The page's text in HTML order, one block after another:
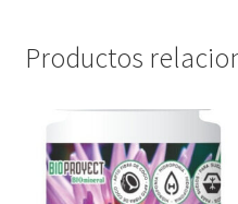
Productos